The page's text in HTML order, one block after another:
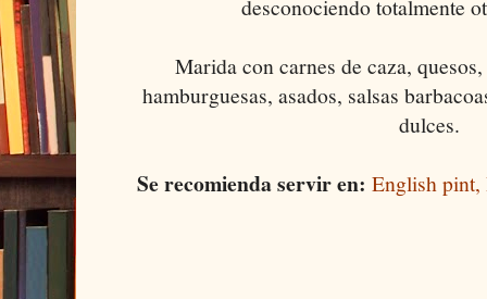
desconociendo totalmente
Marida con carnes de caza,
hamburguesas, asados, salsas
dulces.
Se recomienda servir en: English